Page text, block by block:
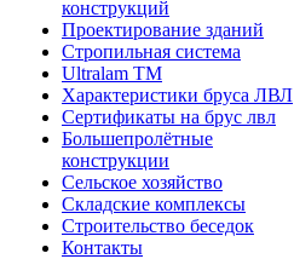
конструкций
Проектирование зданий
Стропильная система
Ultralam TM
Характеристики бруса ЛВЛ
Сертификаты на брус лвл
Большепролётные
конструкции
Сельское хозяйство
Складские комплексы
Строительство беседок
Контакты